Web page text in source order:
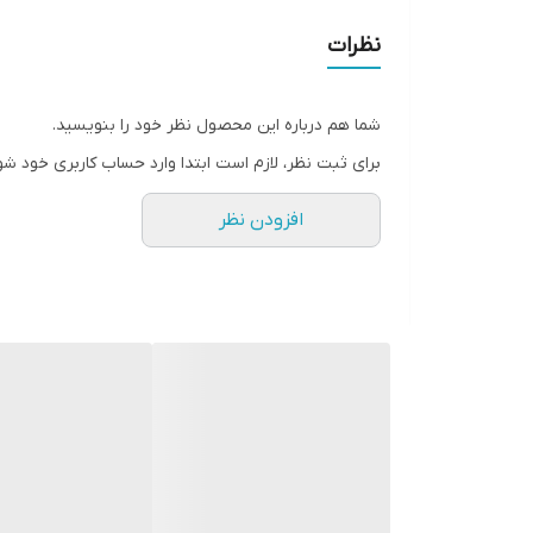
• حجم ۵۰۰ میلی لیتر
• محصول کشور ایتالیا
نظرات
شما هم درباره این محصول نظر خود را بنویسید.
برای ثبت نظر، لازم است ابتدا وارد حساب کاربری خود
افزودن نظر